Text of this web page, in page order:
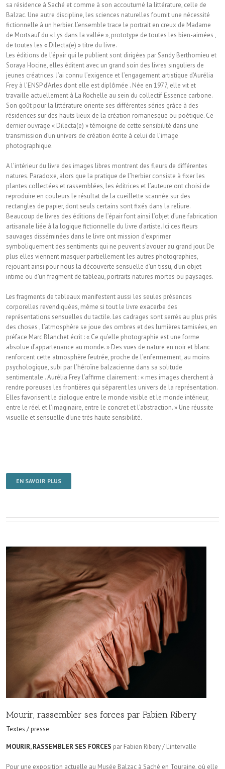
sa résidence à Saché et comme à son accoutumé la littérature, celle de
Balzac. Une autre discipline, les sciences naturelles fournit une nécessité
fictionnelle à un herbier. L’ensemble trace le portrait en creux de Madame
de Mortsauf du « Lys dans la vallée », prototype de toutes les bien-aimées ,
de toutes les « Dilecta(e) » titre du livre.
Les éditions de l’épair qui le publient sont dirigées par Sandy Berthomieu et
Soraya Hocine, elles éditent avec un grand soin des livres singuliers de
jeunes créatrices. J’ai connu l’exigence et l’engagement artistique d’Aurélia
Frey à l’ENSP d’Arles dont elle est diplômée . Née en 1977, elle vit et
travaille actuellement à La Rochelle au sein du collectif Essence carbone.
Son goût pour la littérature oriente ses différentes séries grâce à des
résidences sur des hauts lieux de la création romanesque ou poétique. Ce
dernier ouvrage « Dilecta(e) » témoigne de cette sensibilité dans une
transmission d’un univers de création écrite à celui de l’image
photographique.
A l’intérieur du livre des images libres montrent des fleurs de différentes
natures. Paradoxe, alors que la pratique de l’herbier consiste à fixer les
plantes collectées et rassemblées, les éditrices et l’auteure ont choisi de
reproduire en couleurs le résultat de la cueillette scannée sur des
rectangles de papier, dont seuls certains sont fixés dans la reliure.
Beaucoup de livres des éditions de l’épair font ainsi l’objet d’une fabrication
artisanale liée à la logique fictionnelle du livre d’artiste. Ici ces fleurs
sauvages disséminées dans le livre ont mission d’exprimer
symboliquement des sentiments qui ne peuvent s’avouer au grand jour. De
plus elles viennent masquer partiellement les autres photographies,
rejouant ainsi pour nous la découverte sensuelle d’un tissu, d’un objet
intime ou d’un fragment de tableau, portraits natures mortes ou paysages.
Les fragments de tableaux manifestent aussi les seules présences
corporelles revendiquées, même si tout le livre exacerbe des
représentations sensuelles du tactile. Les cadrages sont serrés au plus près
des choses , l’atmosphère se joue des ombres et des lumières tamisées, en
préface Marc Blanchet écrit : « Ce qu’elle photographie est une forme
absolue d’appartenance au monde. » Des vues de nature en noir et blanc
renforcent cette atmosphère feutrée, proche de l’enfermement, au moins
psychologique, subi par l’héroïne balzacienne dans sa solitude
sentimentale . Aurélia Frey l’affirme clairement : « mes images cherchent à
rendre poreuses les frontières qui séparent les univers de la représentation.
Elles favorisent le dialogue entre le monde visible et le monde intérieur,
entre le réel et l’imaginaire, entre le concret et l’abstraction. » Une réussite
visuelle et sensuelle d’une très haute sensibilité.
EN SAVOIR PLUS
Mourir, rassembler ses forces par Fabien Ribery
Textes / presse
MOURIR, RASSEMBLER SES FORCES par Fabien Ribery / L’intervalle
Pour une exposition actuelle au Musée Balzac à Saché en Touraine, où elle